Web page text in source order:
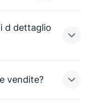
d dettaglio
vendite?